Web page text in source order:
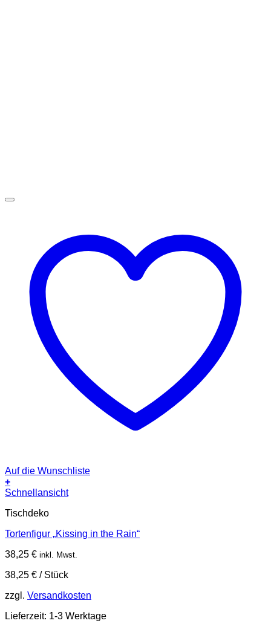
Auf die Wunschliste
+
Schnellansicht
Tischdeko
Tortenfigur „Kissing in the Rain“
38,25 € inkl. Mwst.
38,25 € / Stück
zzgl. Versandkosten
Lieferzeit: 1-3 Werktage